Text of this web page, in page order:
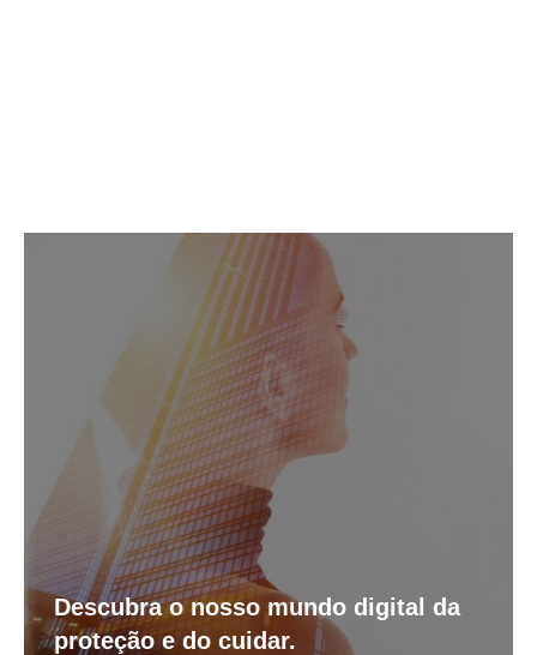
Descubra o nosso mundo digital da
proteção e do cuidar.